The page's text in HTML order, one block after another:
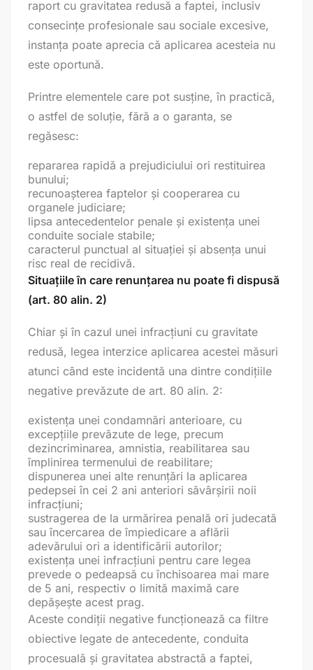
raport cu gravitatea redusă a faptei, inclusiv
consecințe profesionale sau sociale excesive,
instanța poate aprecia că aplicarea acesteia nu
este oportună.
Printre elementele care pot susține, în practică,
o astfel de soluție, fără a o garanta, se
regăsesc:
repararea rapidă a prejudiciului ori restituirea
bunului;
recunoașterea faptelor și cooperarea cu
organele judiciare;
lipsa antecedentelor penale și existența unei
conduite sociale stabile;
caracterul punctual al situației și absența unui
risc real de recidivă.
Situațiile în care renunțarea nu poate fi dispusă
(art. 80 alin. 2)
Chiar și în cazul unei infracțiuni cu gravitate
redusă, legea interzice aplicarea acestei măsuri
atunci când este incidentă una dintre condițiile
negative prevăzute de art. 80 alin. 2:
existența unei condamnări anterioare, cu
excepțiile prevăzute de lege, precum
dezincriminarea, amnistia, reabilitarea sau
împlinirea termenului de reabilitare;
dispunerea unei alte renunțări la aplicarea
pedepsei în cei 2 ani anteriori săvârșirii noii
infracțiuni;
sustragerea de la urmărirea penală ori judecată
sau încercarea de împiedicare a aflării
adevărului ori a identificării autorilor;
existența unei infracțiuni pentru care legea
prevede o pedeapsă cu închisoarea mai mare
de 5 ani, respectiv o limită maximă care
depășește acest prag.
Aceste condiții negative funcționează ca filtre
obiective legate de antecedente, conduita
procesuală și gravitatea abstractă a faptei,